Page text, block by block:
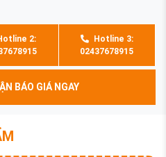
2:
Hotline 3:
02437678915
BÁO GIÁ NGAY